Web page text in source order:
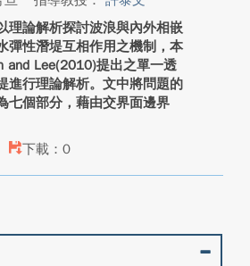
理論解析探討波浪與內外相嵌
彈性潛堤互相作用之機制，本
and Lee(2010)提出之單一透
進行理論解析。文中將問題的
七個部分，藉由交界面邊界
下載：0